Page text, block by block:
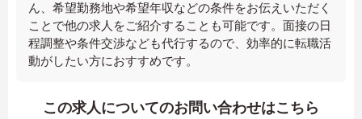
ん、希望勤務地や希望年収などの条件をお伝えいただく
ことで他の求人をご紹介することも可能です。面接の日
程調整や条件交渉なども代行するので、効率的に転職活
動がしたい方におすすめです。
この求人についてのお問い合わせはこちら